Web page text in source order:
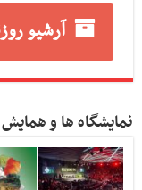
آرشیو
نمایشگاه ها و